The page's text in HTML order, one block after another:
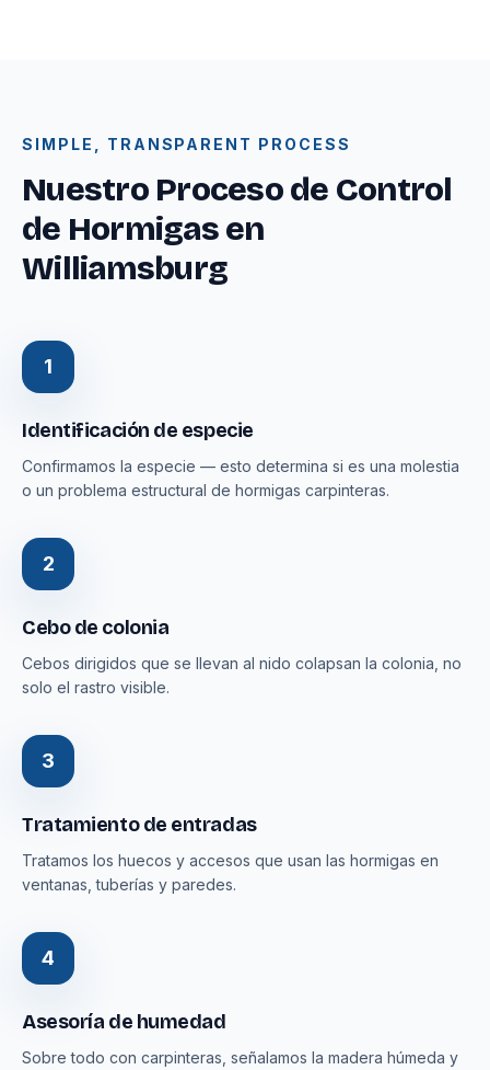
SIMPLE, TRANSPARENT PROCESS
Nuestro Proceso de Control
de Hormigas en
Williamsburg
1
Identificación de especie
Confirmamos la especie — esto determina si es una molestia
o un problema estructural de hormigas carpinteras.
2
Cebo de colonia
Cebos dirigidos que se llevan al nido colapsan la colonia, no
solo el rastro visible.
3
Tratamiento de entradas
Tratamos los huecos y accesos que usan las hormigas en
ventanas, tuberías y paredes.
4
Asesoría de humedad
Sobre todo con carpinteras, señalamos la madera húmeda y